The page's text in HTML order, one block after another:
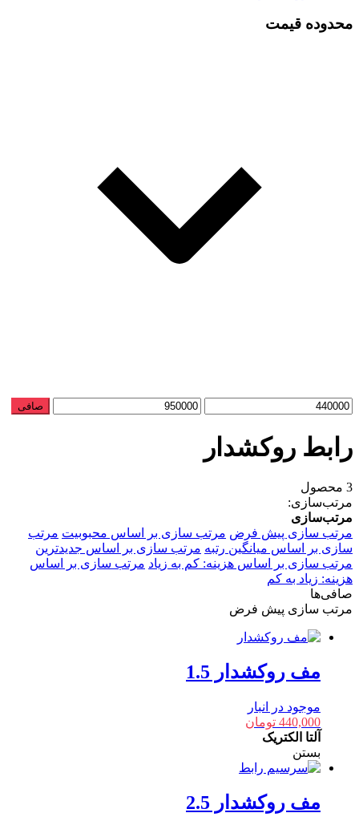
محدوده قیمت
حداقل
حداكثر
صافی
رابط روکشدار
3 محصول
مرتب‌سازی:
مرتب‌سازی
مرتب سازی پیش فرض مرتب سازی بر اساس محبوبیت مرتب
سازی بر اساس میانگین رتبه مرتب سازی بر اساس جدیدترین
مرتب سازی بر اساس هزینه: کم به زیاد مرتب سازی بر اساس
هزینه: زیاد به کم
صافی‌ها
مرتب سازی پیش فرض
مف روکشدار 1.5
موجود در انبار
440,000 تومان
آلتا الکتریک
بستن
مف روکشدار 2.5